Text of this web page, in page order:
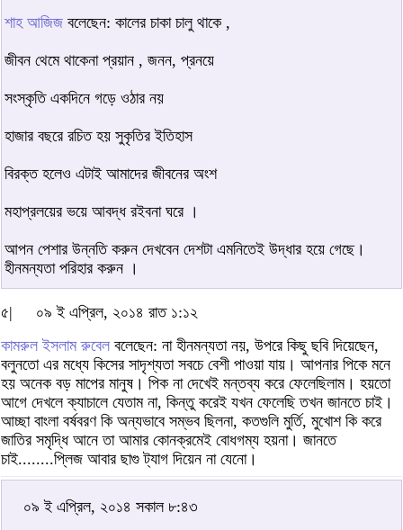
শাহ আজিজ বলেছেন: কালের চাকা চালু থাকে ,
জীবন থেমে থাকেনা প্রয়ান , জনন, প্রনয়ে
সংস্কৃতি একদিনে গড়ে ওঠার নয়
হাজার বছরে রচিত হয় সুকৃতির ইতিহাস
বিরক্ত হলেও এটাই আমাদের জীবনের অংশ
মহাপ্রলয়ের ভয়ে আবদ্ধ রইবনা ঘরে ।
আপন পেশার উন্নতি করুন দেখবেন দেশটা এমনিতেই উদ্ধার হয়ে গেছে।
হীনমন্যতা পরিহার করুন ।
৫|
০৯ ই এপ্রিল, ২০১৪ রাত ১:১২
কামরুল ইসলাম রুবেল বলেছেন: না হীনমন্যতা নয়, উপরে কিছু ছবি দিয়েছেন,
বলুনতো এর মধ্যে কিসের সাদৃশ্যতা সবচে বেশী পাওয়া যায়। আপনার পিকে মনে
হয় অনেক বড় মাপের মানুষ। পিক না দেখেই মন্তব্য করে ফেলেছিলাম। হয়তো
আগে দেখলে ক্যাচালে যেতাম না, কিন্তু করেই যখন ফেলেছি তখন জানতে চাই।
আচ্ছা বাংলা বর্ষবরণ কি অন্যভাবে সম্ভব ছিলনা, কতগুলি মুর্তি, মুখোশ কি করে
জাতির সমৃদ্ধি আনে তা আমার কোনক্রমেই বোধগম্য হয়না। জানতে
চাই........প্লিজ আবার ছাগু ট্যাগ দিয়েন না যেনো।
০৯ ই এপ্রিল, ২০১৪ সকাল ৮:৪৩